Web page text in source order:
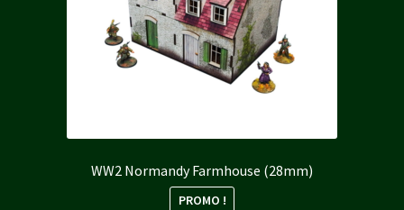
WW2 Normandy Farmhouse (28mm)
PROMO !